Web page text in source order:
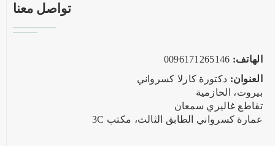
تواصل معنا
الهاتف:
العنوان: دكتورة كارلا كسرواني
بيروت، الحازمية
تقاطع غاليري سمعان
عمارة كسرواني الطابق الثالث، مكتب 3C